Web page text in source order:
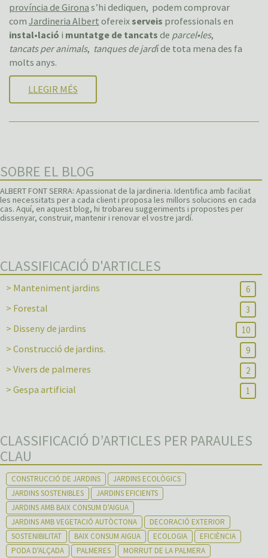
província de Girona s’hi dediquen, podem comprovar
com Jardineria Albert ofereix serveis professionals en
instal•lació i muntatge de tancats de parcel•les,
tancats per animals, tanques de jardí de tota mena des fa
molts anys.
LLEGIR MÉS
SOBRE EL BLOG
ALBERT FONT SERRA: Apassionat de la jardineria. Identifica amb faciliat
les necessitats per a cada client i proposa les millors solucions en cada
cas. Aquí, en aquest blog, hi trobareu suggeriments i propostes per
dissenyar, construir, mantenir i renovar el vostre jardí.
CLASSIFICACIÓ D'ARTICLES
> Manteniment jardins 6
> Forestal 3
> Disseny de jardins 10
> Construcció de jardins. 9
> Vivers de palmeres 2
> Gespa artificial 1
CLASSIFICACIÓ D’ARTICLES PER PARAULES
CLAU
CONSTRUCCIÓ DE JARDINS
JARDINS ECOLÒGICS
JARDINS SOSTENIBLES
JARDINS EFICIENTS
JARDINS AMB BAIX CONSUM D'AIGUA
JARDINS AMB VEGETACIÓ AUTÒCTONA
DECORACIÓ EXTERIOR
SOSTENIBILITAT
BAIX CONSUM AIGUA ECOLOGIA
EFICIÈNCIA
PODA D'ALÇADA
PALMERES MORRUT DE LA PALMERA